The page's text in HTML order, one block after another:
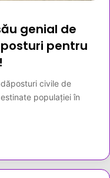
genial de
pentru
civile de
populației în